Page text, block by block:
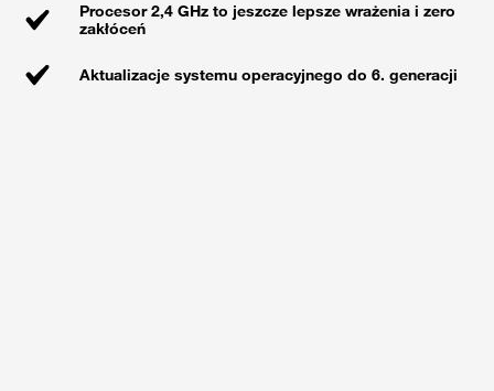
Procesor 2,4 GHz to jeszcze lepsze wrażenia i zero
zakłóceń
Aktualizacje systemu operacyjnego do 6. generacji